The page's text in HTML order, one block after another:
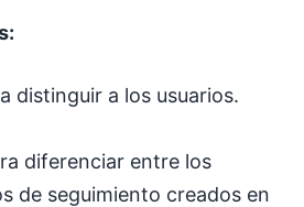
distinguir a los usuarios.
diferenciar entre los
de seguimiento creados en